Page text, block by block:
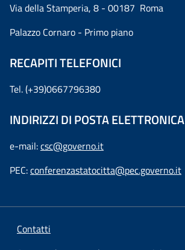
Via della Stamperia, 8 - 00187 Roma
Palazzo Cornaro - Primo piano
RECAPITI TELEFONICI
Tel. (+39)0667796380
INDIRIZZI DI POSTA ELETTRONICA
e-mail:csc@governo.it
PEC:conferenzastatocitta@pec.governo.it
Contatti